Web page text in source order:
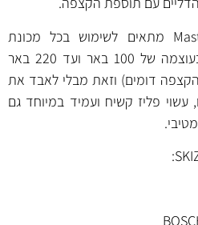
מיכל ההקצפה MasterBubbles מתאים לשימוש בכל מכונת
הקצפה המייצרת לחץ מים בעוצמה של 100 באר ועד 220 באר
הקצפה דומים) וזאת מבלי לאבד את
עשוי פליז קשיח ועמיד במיוחד גם